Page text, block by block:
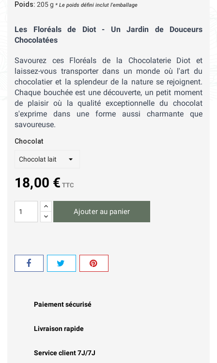
Poids: 205g * Le poids défini inclut l'emballage
Les Floréals de Diot - Un Jardin de Douceurs
Chocolatées
Savourez ces Floréals de la Chocolaterie Diot et
laissez-vous transporter dans un monde où l'art du
chocolatier et la splendeur de la nature se rejoignent.
Chaque bouchée est une découverte, un petit moment
de plaisir où la qualité exceptionnelle du chocolat
s'exprime dans une forme aussi charmante que
savoureuse.
Chocolat
18,00 € TTC
Ajouter au panier
Paiement sécurisé
Livraison rapide
Service client 7J/7J